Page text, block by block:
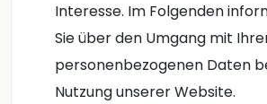
Interesse. Im Folgenden
Sie über den Umgang mit
personenbezogenen Daten
Nutzung unserer Website.